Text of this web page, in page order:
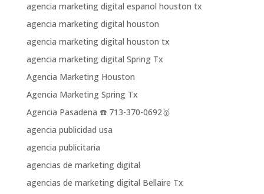
agencia marketing digital espanol houston tx
agencia marketing digital houston
agencia marketing digital houston tx
agencia marketing digital Spring Tx
Agencia Marketing Houston
Agencia Marketing Spring Tx
Agencia Pasadena ☎️ 713-370-0692🥇
agencia publicidad usa
agencia publicitaria
agencias de marketing digital
agencias de marketing digital Bellaire Tx